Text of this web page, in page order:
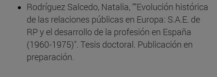
Rodríguez Salcedo, Natalia, ""Evolución histórica
de las relaciones públicas en Europa: S.A.E. de
RP y el desarrollo de la profesión en España
(1960-1975)". Tesis doctoral. Publicación en
preparación.